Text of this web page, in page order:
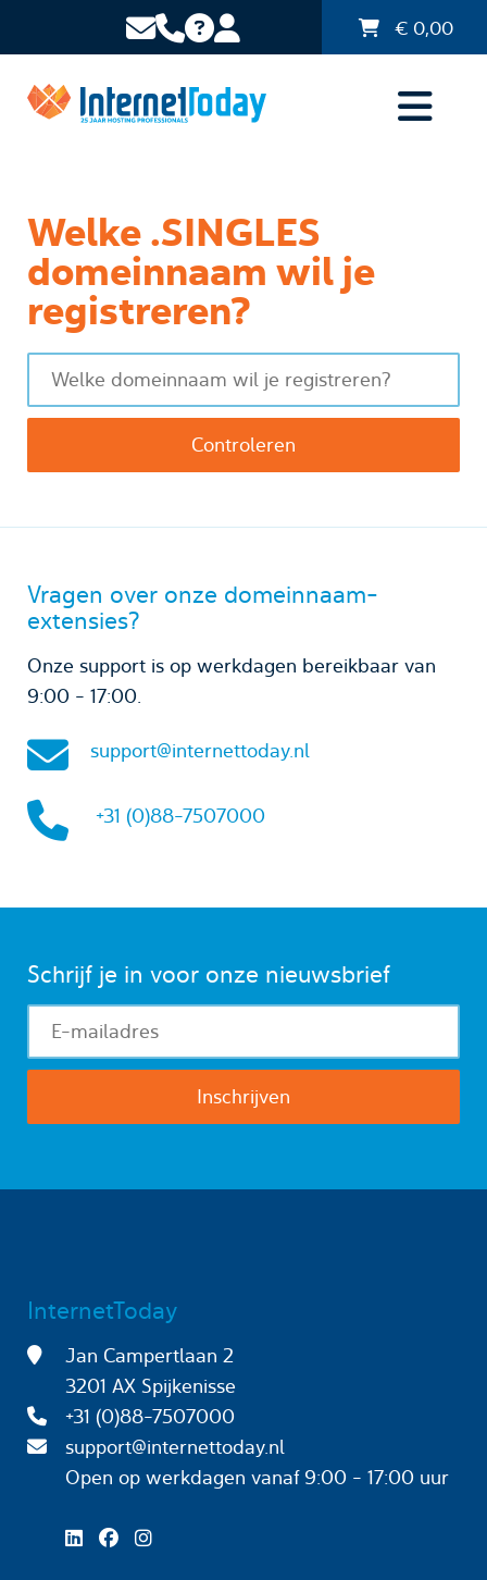
€ 0,00
Welke .SINGLES
domeinnaam wil je
registreren?
Vragen over onze domeinnaam-
extensies?
Onze support is op werkdagen bereikbaar van
9:00 - 17:00.
support@internettoday.nl
+31 (0)88-7507000
Schrijf je in voor onze nieuwsbrief
InternetToday
Jan Campertlaan 2
3201 AX Spijkenisse
+31 (0)88-7507000
support@internettoday.nl
Open op werkdagen
vanaf 9:00 - 17:00 uur